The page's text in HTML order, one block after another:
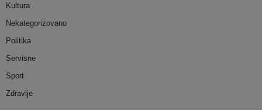
Kultura
Nekategorizovano
Politika
Servisne
Sport
Zdravlje